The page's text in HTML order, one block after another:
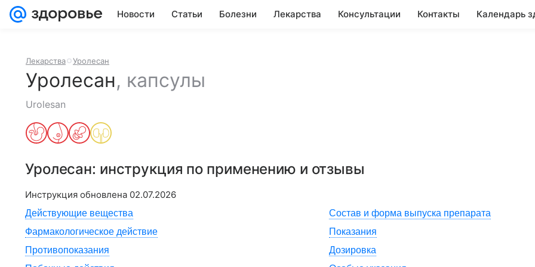
Новости Статьи Болезни Лекарства Консультации Контакты Календарь
Лекарства Уролесан
Уролесан, капсулы
Urolesan
Уролесан: инструкция по применению и отзывы
Инструкция обновлена 02.07.2026
Действующие вещества
Состав и форма выпуска препарата
Фармакологическое действие
Показания
Противопоказания
Дозировка